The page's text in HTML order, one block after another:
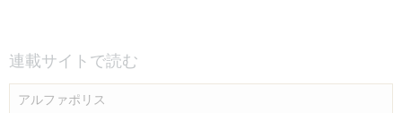
連載サイトで読む
アルファポリス